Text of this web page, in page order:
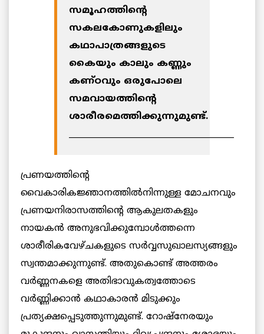
സമൂഹത്തിന്റെ
സകലകോണുകളിലും
കഥാപാത്രങ്ങളുടെ
കൈയും കാലും കണ്ണും
കണ്ഠവും ഒരുപോലെ
സമവായത്തിന്റെ
ശാരീരമെത്തിക്കുന്നുമുണ്ട്.
________________________________________
പ്രണയത്തിന്റെ
വൈകാരികജ്ഞാനത്തില്‍നിന്നുള്ള മോചനവും
പ്രണയനിരാസത്തിന്റെ ആകുലതകളും
നായകന്‍ അനുഭവിക്കുമ്പോള്‍ത്തന്നെ
ശാരീരികവേഴ്ചകളുടെ സര്‍വ്വസുഖാലസ്യങ്ങളും
സ്വന്തമാക്കുന്നുണ്ട്. അതുകൊണ്ട് അത്തരം
വര്‍ണ്ണനകളെ അതിഭാവുകത്വത്തോടെ
വര്‍ണ്ണിക്കാന്‍ കഥാകാരന്‍ മിടുക്കും
പ്രത്യക്ഷപ്പെടുത്തുന്നുമുണ്ട്. റോഷ്‌നേരയും